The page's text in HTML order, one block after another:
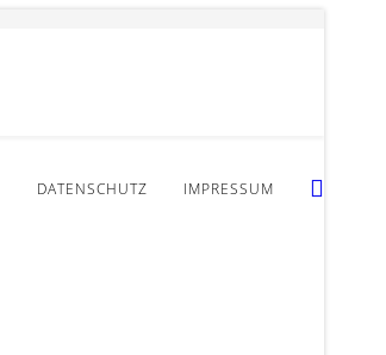
DATENSCHUTZ IMPRESSUM